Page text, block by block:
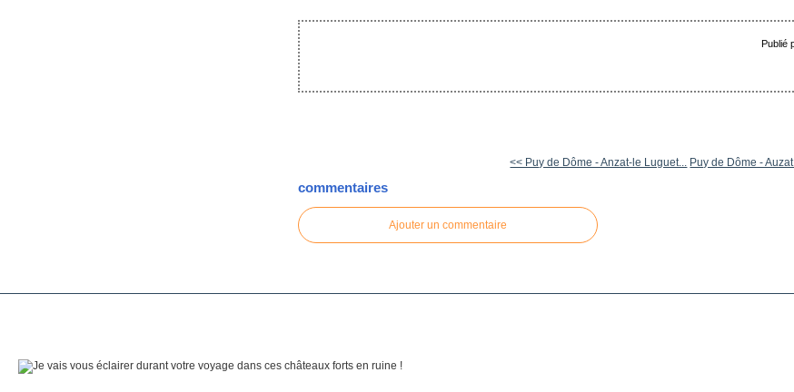
Publié
<< Puy de Dôme - Anzat-le Luguet... Puy de Dôme -
commentaires
Ajouter un commentaire